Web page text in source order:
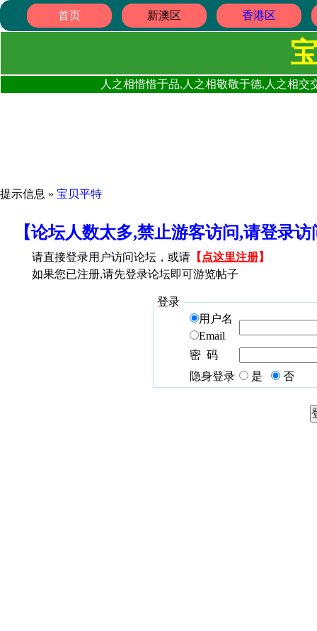
首页 新澳区 香港区
人之相惜惜于品,人之相敬敬于德,人之相
提示信息 » 宝贝平特
【论坛人数太多,禁止游客访问,请登录
请直接登录用户访问论坛，或请 【 点这里注册】
如果您已注册,请先登录论坛即可游览帖子
登录
用户名
Email
密 码
隐身登录
是 否